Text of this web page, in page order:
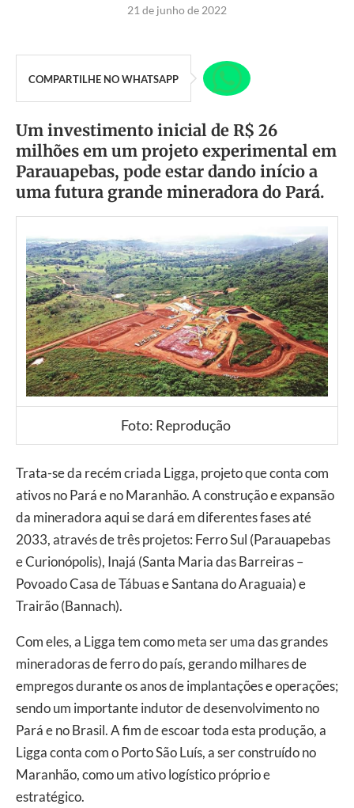
21 de junho de 2022
COMPARTILHE NO WHATSAPP
Um investimento inicial de R$ 26
milhões em um projeto experimental em
Parauapebas, pode estar dando início a
uma futura grande mineradora do Pará.
Foto: Reprodução
Trata-se da recém criada Ligga, projeto que conta com
ativos no Pará e no Maranhão. A construção e expansão
da mineradora aqui se dará em diferentes fases até
2033, através de três projetos: Ferro Sul (Parauapebas
e Curionópolis), Inajá (Santa Maria das Barreiras –
Povoado Casa de Tábuas e Santana do Araguaia) e
Trairão (Bannach).
Com eles, a Ligga tem como meta ser uma das grandes
mineradoras de ferro do país, gerando milhares de
empregos durante os anos de implantações e operações;
sendo um importante indutor de desenvolvimento no
Pará e no Brasil. A fim de escoar toda esta produção, a
Ligga conta com o Porto São Luís, a ser construído no
Maranhão, como um ativo logístico próprio e
estratégico.